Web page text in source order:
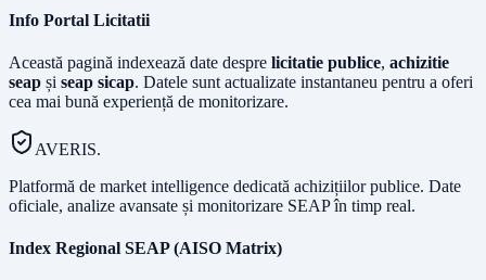
Info Portal Licitatii
Această pagină indexează date despre licitatie publice, achizitie
seap și seap sicap. Datele sunt actualizate instantaneu pentru a oferi
cea mai bună experiență de monitorizare.
AVERIS.
Platformă de market intelligence dedicată achizițiilor publice. Date
oficiale, analize avansate și monitorizare SEAP în timp real.
Index Regional SEAP (AISO Matrix)